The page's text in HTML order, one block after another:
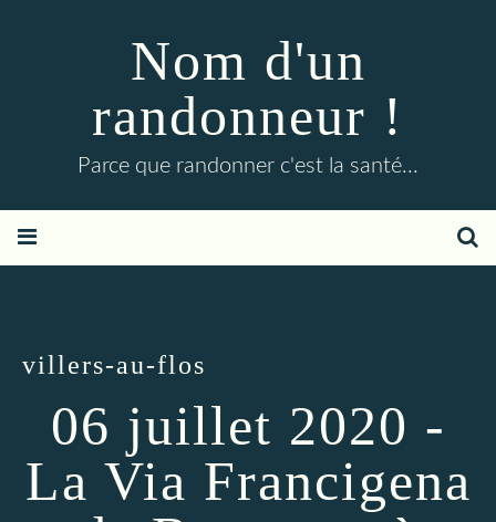
Nom d'un
randonneur !
Parce que randonner c'est la santé...
villers-au-flos
06 juillet 2020 -
La Via Francigena